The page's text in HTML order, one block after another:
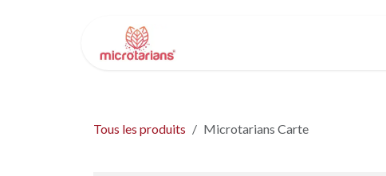
Tous les produits Microtarians Carte